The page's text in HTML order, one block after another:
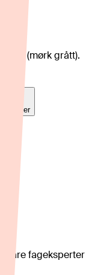
(mørk grått).
2 uker
Våre fageksperter